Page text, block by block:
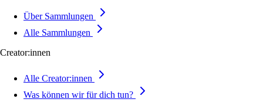
Über Sammlungen
Alle Sammlungen
Creator:innen
Alle Creator:innen
Was können wir für dich tun?